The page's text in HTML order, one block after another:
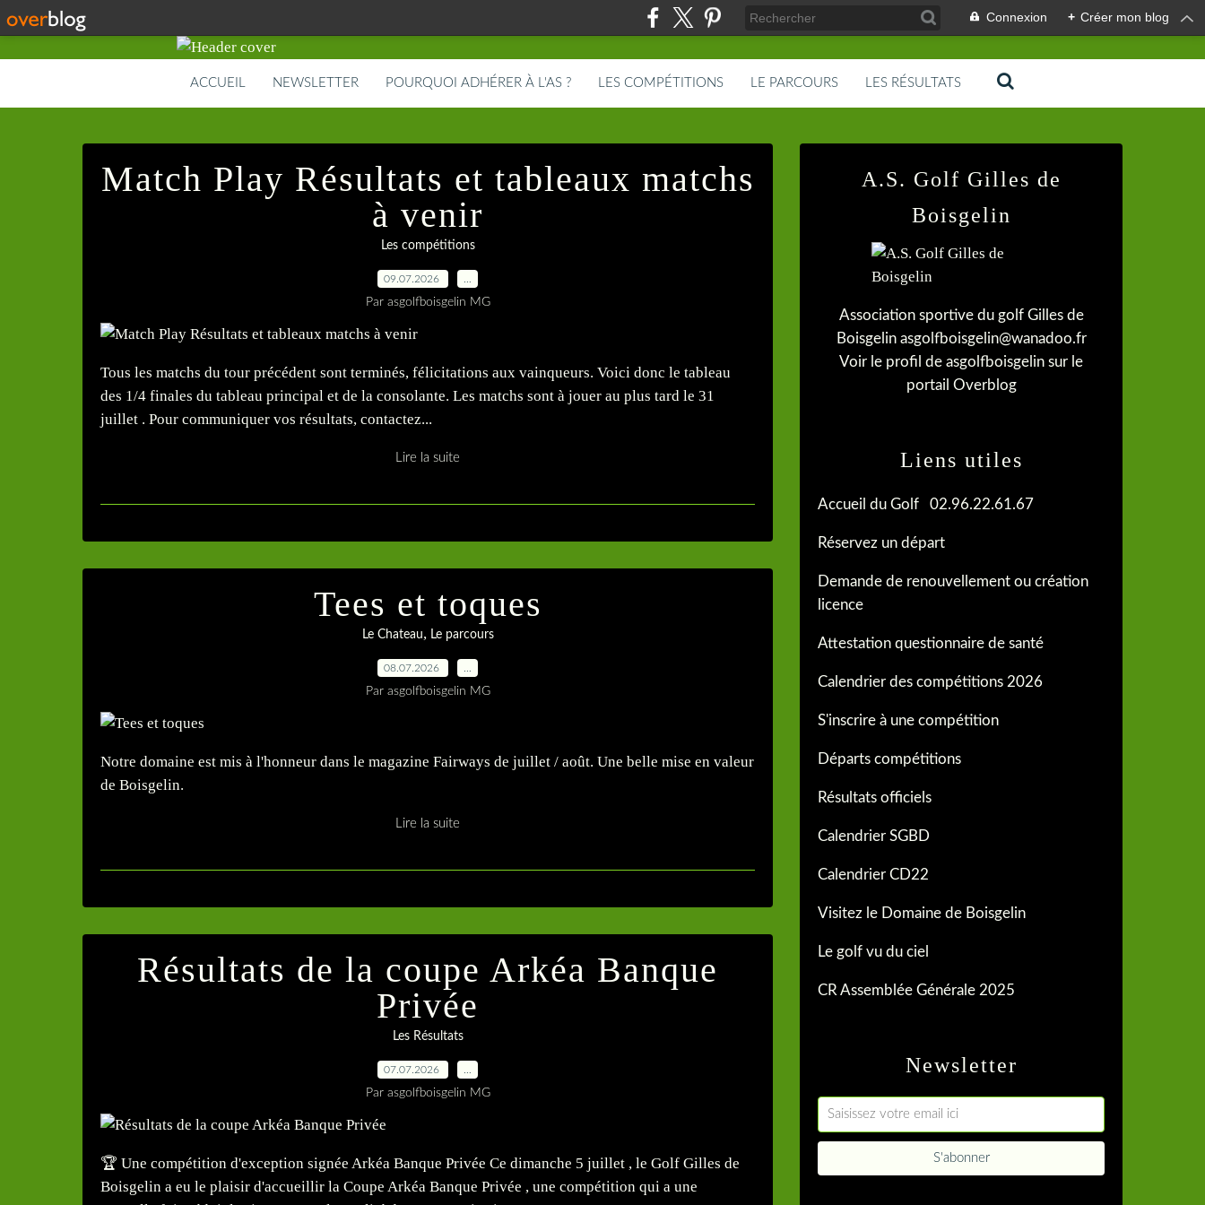
Connexion + Créer mon blog
ACCUEIL NEWSLETTER POURQUOI ADHÉRER À L'AS ? LES COMPÉTITIONS LE PARCOURS LES RÉSULTATS
Match Play Résultats et tableaux matchs
à venir
Les compétitions
09.07.2026
Par asgolfboisgelin MG
Tous les matchs du tour précédent sont terminés, félicitations aux vainqueurs. Voici donc le tableau
des 1/4 finales du tableau principal et de la consolante. Les matchs sont à jouer au plus tard le 31
juillet . Pour communiquer vos résultats, contactez...
Lire la suite
Tees et toques
Le Chateau, Le parcours
08.07.2026
Par asgolfboisgelin MG
Notre domaine est mis à l'honneur dans le magazine Fairways de juillet / août. Une belle mise en valeur
de Boisgelin.
Lire la suite
Résultats de la coupe Arkéa Banque
Privée
Les Résultats
07.07.2026
Par asgolfboisgelin MG
🏆 Une compétition d'exception signée Arkéa Banque Privée Ce dimanche 5 juillet , le Golf Gilles de
Boisgelin a eu le plaisir d'accueillir la Coupe Arkéa Banque Privée , une compétition qui a une
Newsletter
A.S. Golf Gilles de
Boisgelin
Association sportive du golf Gilles de
Boisgelin asgolfboisgelin@wanadoo.fr
Voir le profil de asgolfboisgelin sur le
portail Overblog
Liens utiles
Accueil du Golf 02.96.22.61.67
Réservez un départ
Demande de renouvellement ou création
licence
Attestation questionnaire de santé
Calendrier des compétitions 2026
S'inscrire à une compétition
Départs compétitions
Résultats officiels
Calendrier SGBD
Calendrier CD22
Visitez le Domaine de Boisgelin
Le golf vu du ciel
CR Assemblée Générale 2025